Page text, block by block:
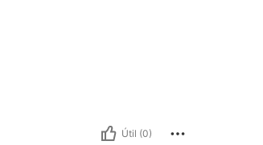
Útil (0)